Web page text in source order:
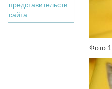
представительств
сайта
Фото 1